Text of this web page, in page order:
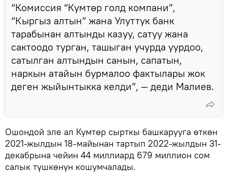
“Комиссия “Кумтөр голд компани”,
“Кыргыз алтын” жана Улуттук банк
тарабынан алтынды казуу, сатуу жана
сактоодо турган, ташыган учурда уурдоо,
сатылган алтындын санын, сапатын,
наркын атайын бурмалоо фактылары жок
деген жыйынтыкка келди”, — деди Малиев.
Ошондой эле ал Кумтөр сырткы башкарууга өткөн
2021-жылдын 18-майынан тартып 2022-жылдын 31-
декабрына чейин 44 миллиард 679 миллион сом
салык түшкөнүн кошумчалады.